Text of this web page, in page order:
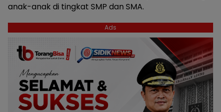
anak-anak di tingkat SMP dan SMA.
Ads